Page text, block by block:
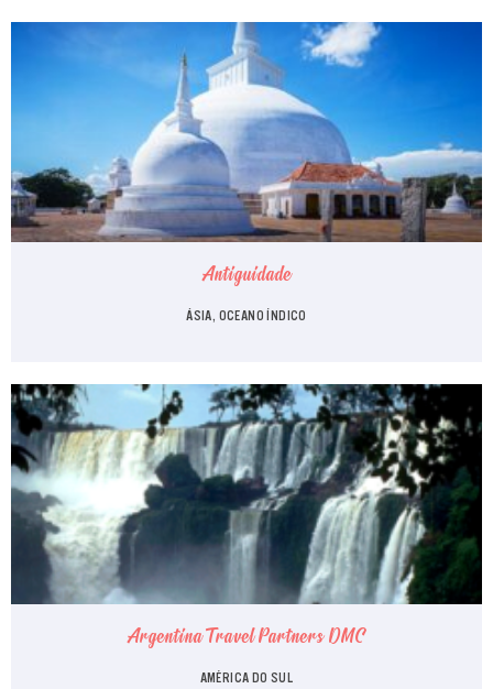
Antiguidade
ÁSIA, OCEANO ÍNDICO
Argentina Travel Partners DMC
AMÉRICA DO SUL